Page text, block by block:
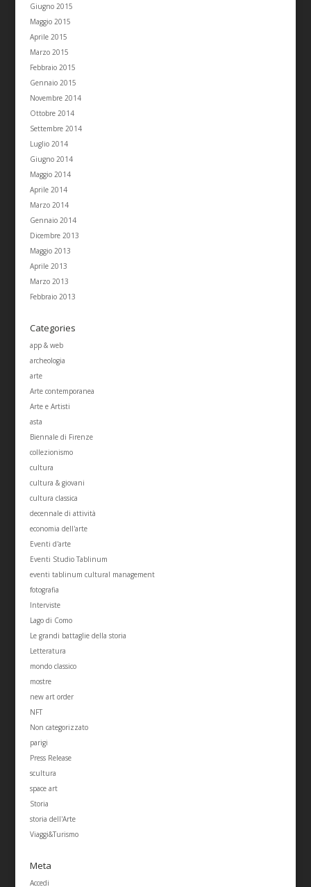
Giugno 2015
Maggio 2015
Aprile 2015
Marzo 2015
Febbraio 2015
Gennaio 2015
Novembre 2014
Ottobre 2014
Settembre 2014
Luglio 2014
Giugno 2014
Maggio 2014
Aprile 2014
Marzo 2014
Gennaio 2014
Dicembre 2013
Maggio 2013
Aprile 2013
Marzo 2013
Febbraio 2013
Categories
app & web
archeologia
arte
Arte contemporanea
Arte e Artisti
asta
Biennale di Firenze
collezionismo
cultura
cultura & giovani
cultura classica
decennale di attività
economia dell'arte
Eventi d'arte
Eventi Studio Tablinum
eventi tablinum cultural management
fotografia
Interviste
Lago di Como
Le grandi battaglie della storia
Letteratura
mondo classico
mostre
new art order
NFT
Non categorizzato
parigi
Press Release
scultura
space art
Storia
storia dell'Arte
Viaggi&Turismo
Meta
Accedi